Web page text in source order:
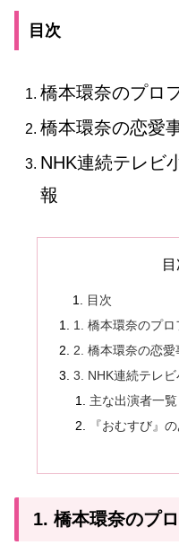
目次
橋本環奈のプロ
橋本環奈の恋愛
NHK連続テレビ
報
目次
1. 橋本環奈のプロ
2. 橋本環奈の恋愛
3. NHK連続テレ
主な出演者一覧
『おむすび』
1. 橋本環奈のプ